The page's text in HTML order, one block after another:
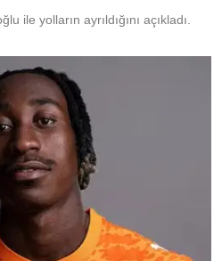
ile yolların ayrıldığını açıkladı.